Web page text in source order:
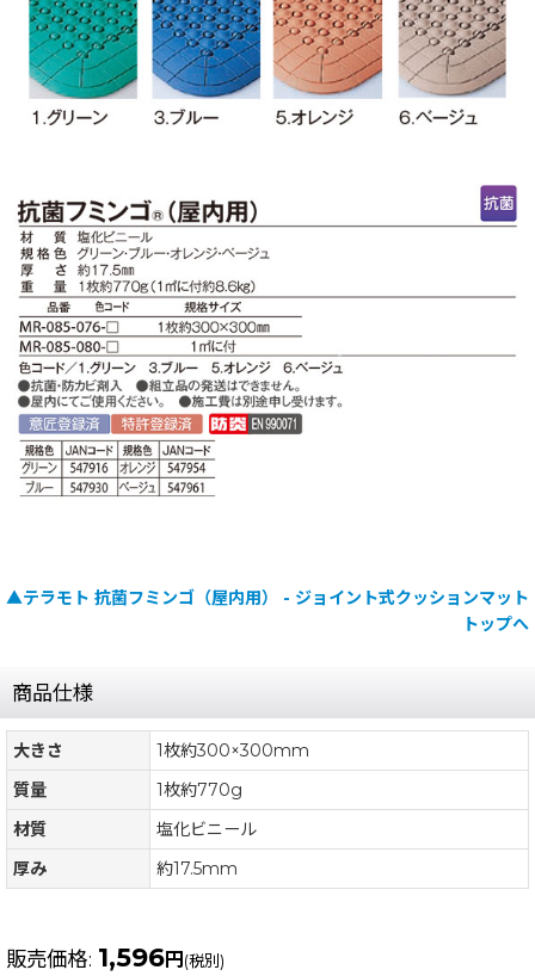
▲テラモト 抗菌フミンゴ（屋内用） - ジョイント式クッションマット
トップへ
商品仕様
大きさ
1枚約300×300mm
質量
1枚約770g
材質
塩化ビニール
厚み
約17.5mm
販売価格: 1,596円(税別)